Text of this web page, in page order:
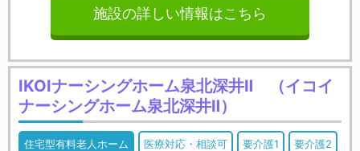
施設の詳しい情報はこちら
IKOIナーシングホーム泉北深井Ⅱ （イコイ
ナーシングホーム泉北深井Ⅱ）
住宅型有料老人ホーム 医療対応・相談可 要介護1 要介護2